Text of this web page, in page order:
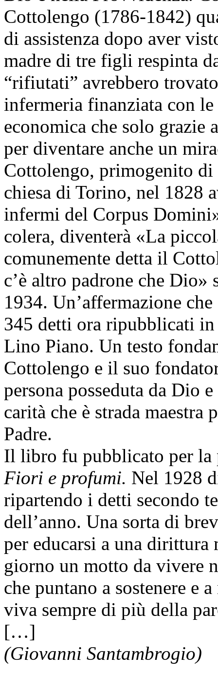
Cottolengo (1786-1842)
di assistenza dopo aver
madre di tre figli respinta
“rifiutati” avrebbero
infermeria finanziata con
economica che solo grazie
per diventare anche un
Cottolengo, primogenito
chiesa di Torino, nel 1828
infermi del Corpus
colera, diventerà «La
comunemente detta il
c’è altro padrone che
1934. Un’affermazione
345 detti ora ripubblicati
Lino Piano. Un testo
Cottolengo e il suo
persona posseduta da Dio
carità che è strada maestra
Padre.
Il libro fu pubblicato per
Fiori e profumi. Nel 1928
ripartendo i detti secondo
dell’anno. Una sorta di
per educarsi a una dirittura
giorno un motto da vivere
che puntano a sostenere e
viva sempre di più della
[…]
(Giovanni Santambrogio)